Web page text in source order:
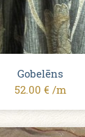
Gobelēns
52.00 € /m